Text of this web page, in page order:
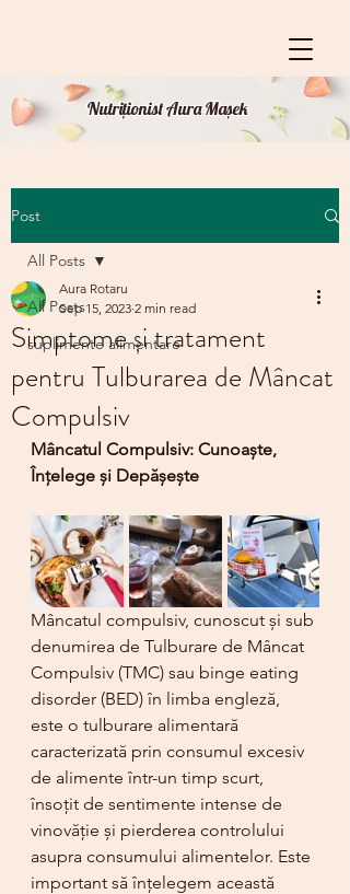
Nutriționist Aura Mașek
Post
All Posts
suplimente alimentare
All Posts
Simptome și tratament
pentru Tulburarea de Mâncat
Compulsiv
Aura Rotaru
Sep 15, 2023 2 min read
Mâncatul Compulsiv: Cunoaște,
Înțelege și Depășește
Mâncatul compulsiv, cunoscut și sub
denumirea de Tulburare de Mâncat
Compulsiv (TMC) sau binge eating
disorder (BED) în limba engleză,
este o tulburare alimentară
caracterizată prin consumul excesiv
de alimente într-un timp scurt,
însoțit de sentimente intense de
vinovăție și pierderea controlului
asupra consumului alimentelor. Este
important să înțelegem această